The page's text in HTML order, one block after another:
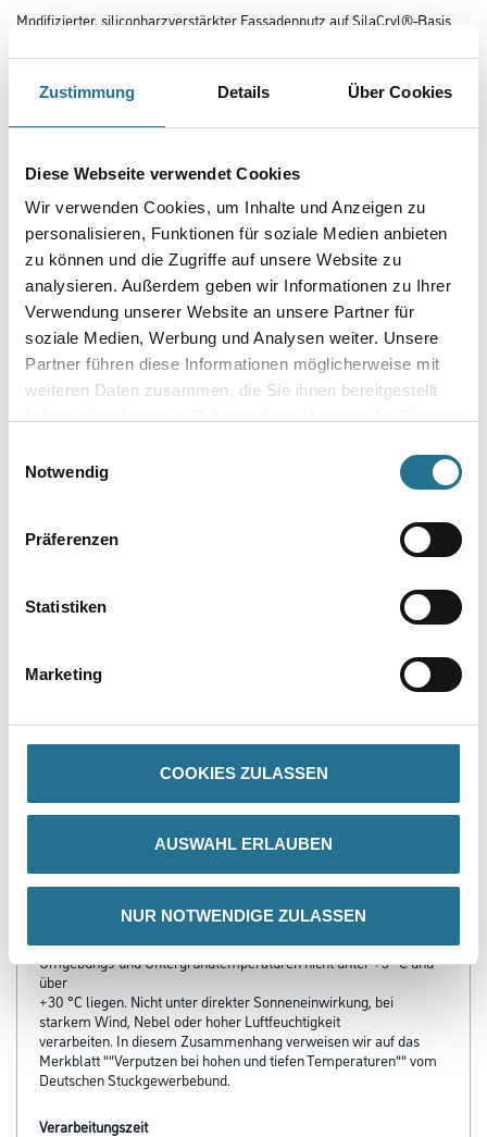
Zustimmung Details Über Cookies
Diese Webseite verwendet Cookies
Wir verwenden Cookies, um Inhalte und Anzeigen zu
personalisieren, Funktionen für soziale Medien anbieten
zu können und die Zugriffe auf unsere Website zu
analysieren. Außerdem geben wir Informationen zu Ihrer
Verwendung unserer Website an unsere Partner für
soziale Medien, Werbung und Analysen weiter. Unsere
Partner führen diese Informationen möglicherweise mit
weiteren Daten zusammen, die Sie ihnen bereitgestellt
Notwendig
Präferenzen
Statistiken
Marketing
COOKIES ZULASSEN
AUSWAHL ERLAUBEN
NUR NOTWENDIGE ZULASSEN
Modifizierter, siliconharzverstärkter Fassadenputz auf SilaCryl®-Basis
Farbtonbezeichnung
Körnung
Gebinde
Umrechnungsfaktoren
Zur Farbauswahl für Ihren Wunschfarbton
Produkteigenschaft
- Hoch wasserdampfdurchlässig
- Gute Farbtonbeständigkeit
- Erhöhter Schutz gegenüber Pilz- und Algenbefall
- Wasserverdünnbar
- Geschmeidige Verarbeitung
Verarbeitungstemp./Luftfeuchte
Während der Verarbeitung und in der Trocknungsphase dürfen die
Umgebungs-und Untergrundtemperaturen nicht unter +5 °C und
über
+30 °C liegen. Nicht unter direkter Sonneneinwirkung, bei
starkem Wind, Nebel oder hoher Luftfeuchtigkeit
verarbeiten. In diesem Zusammenhang verweisen wir auf das
Merkblatt ""Verputzen bei hohen und tiefen Temperaturen"" vom
Deutschen Stuckgewerbebund.
Verarbeitungszeit